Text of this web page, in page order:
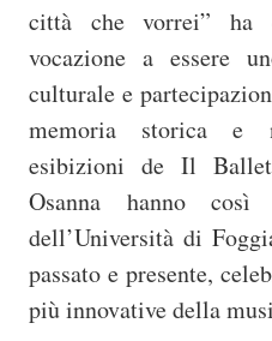
città che vorrei” ha
vocazione a essere
culturale e
memoria storica e
esibizioni de Il
Osanna hanno
dell’Università di
passato e presente,
più innovative della